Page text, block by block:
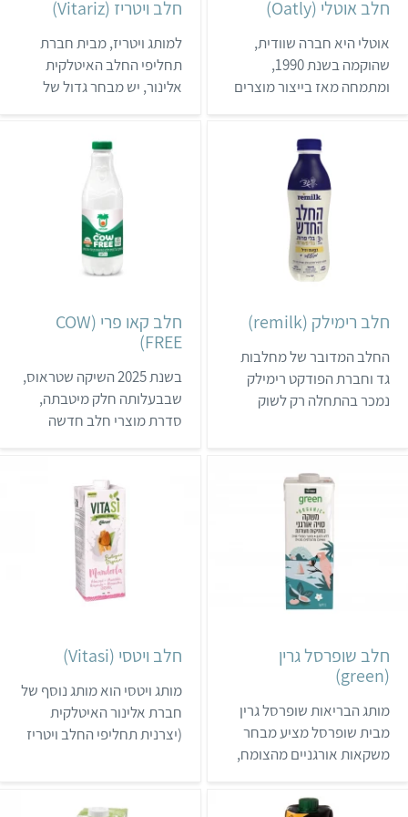
חלב אוטלי (Oatly)
אוטלי היא חברה שוודית,
שהוקמה בשנת 1990,
ומתמחה מאז בייצור מוצרים
באירופה, והצליחה להיכנס
אפילו לרשת סטארבקס
האמריקאית. בישראל נמכרים
ארבעה מהמשקאות של
אוטלי: חלב בריסטה (מיועד
להקצפה), חלב אורגני, חלב
בתוספת סידן וויטמינים וחלב
של החברה אפשר לקנות
בבתי טבע וברשתות
סופרמרקטים.
חלב ויטריז (Vitariz)
למותג ויטריז, מבית חברת
תחליפי החלב האיטלקית
אלינור, יש מבחר גדול של
המוצרים של ויטריז מבוססים
על אורז, וניתן לרכוש אותם
בחנויות טבע וברשתות כמו
רמי לוי, שופרסל ויינות ביתן.
לויטריז יש ארבעה משקאות
צמחיים על בסיס אורז
ומשקה אחד משיבולת שועל.
גם באריזה אישית של 200
מ"ל.
חלב רימילק (remilk)
החלב המדובר של מחלבות
גד וחברת הפודקט רימילק
נמכר בהתחלה רק לשוק
רשתות השיווק. מדובר בחלב
טבעוני שמדמה חלב פרה, לא
כולל מרכיבים מהונדסים
גנטית ומיוצר במפעל בספרד.
חלב קאו פרי (COW
FREE)
בשנת 2025 השיקה שטראוס,
שבבעלותה חלק מיטבתה,
סדרת מוצרי חלב חדשה
הרכב זהה לזה של אחד
החלבונים בחלב פרה. שני
המוצרים הראאשונים שיצאו
לשוק הם חלב וגבינה
מהצומח. כל מוצרי הסדרה
יהיו ללא לקטוז, בטעם
חלב שופרסל גרין
(green)
מותג הבריאות שופרסל גרין
מבית שופרסל מציע מבחר
משקאות אורגניים מהצומח,
ובאתר האינטרנט שלה.
חלב ויטסי (Vitasi)
מותג ויטסי הוא מותג נוסף של
חברת אלינור האיטלקית
(יצרנית תחליפי החלב ויטריז